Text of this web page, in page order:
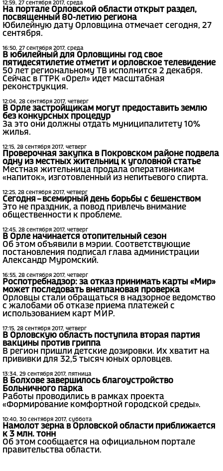
12:59, 27 сентября 2017, среда
На портале Орловской области открыт раздел,
посвященный 80-летию региона
Юбилейную дату Орловщина отмечает сегодня, 27
сентября.
16:50, 27 сентября 2017, среда
В юбилейный для Орловщины год свое
пятидесятилетие отметит и орловское телевидение
50 лет региональному ТВ исполнится 2 декабря.
Сейчас в ГТРК «Орел» идет масштабная
реконструкция.
12:04, 28 сентября 2017, четверг
В Орле застройщикам могут предоставить землю
без конкурсных процедур
За это они должны отдать муниципалитету 10%
жилья.
12:15, 28 сентября 2017, четверг
Проверочная закупка в Покровском районе подвела
одну из местных жительниц к уголовной статье
Местная жительница продала оперативникам
«напиток», изготовленный из непитьевого спирта.
12:25, 28 сентября 2017, четверг
Сегодня – всемирный день борьбы с бешенством
Это не праздник, а повод привлечь внимание
общественности к проблеме.
12:45, 28 сентября 2017, четверг
В Орле начинается отопительный сезон
Об этом объявили в мэрии. Соответствующие
постановления подписал глава администрации
Александр Муромский.
16:55, 28 сентября 2017, четверг
Роспотребнадзор: за отказ принимать карты «Мир»
может последовать внеплановая проверка
Орловцы стали обращаться в надзорное ведомство
с жалобами об отказе приема платежей с
использованием карт МИР.
17:15, 28 сентября 2017, четверг
В Орловскую область поступила вторая партия
вакцины против гриппа
В регион пришли детские дозировки. Их хватит на
прививки для 32,5 тысяч юных орловцев.
13:34, 29 сентября 2017, пятница
В Болхове завершилось благоустройство
Больничного парка
Работы проводились в рамках проекта
«Формирование комфортной городской среды».
10:40, 30 сентября 2017, суббота
Намолот зерна в Орловской области приближается
к 3 млн. тонн
Об этом сообщается на официальном портале
правительства области.